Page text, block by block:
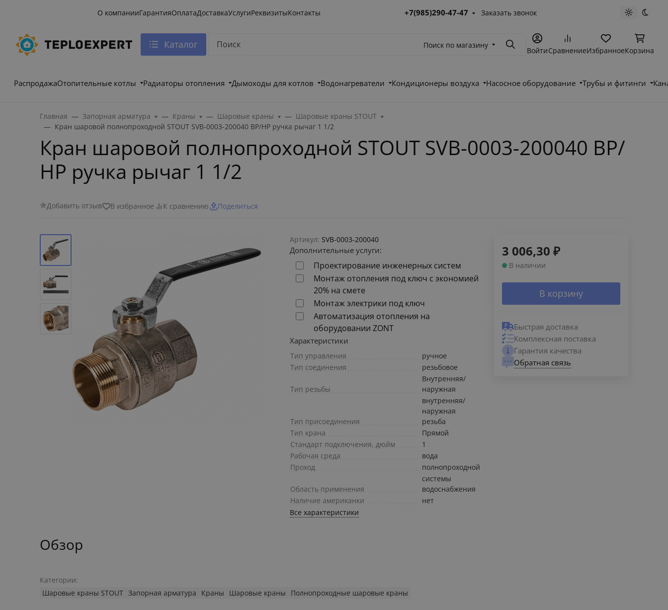
О компанииГарантияОплатаДоставкаУслугиРеквизитыКонтакты +7(985)290-47-47 Заказать звонок Светлая
Каталог Поиск по магазину ПоискВойтиСравнениеИзбранноеКорзина
РаспродажаОтопительные котлы Радиаторы отопления Дымоходы для котлов Водонагреватели Кондиционеры воздуха Насосное оборудование Трубы и фитинги
Главная Запорная арматура Краны Шаровые краны
Шаровые краны STOUT
Кран шаровой полнопроходной STOUT SVB-0003-200040 ВР/НР ручка рычаг 1 1/2
Кран шаровой полнопроходной STOUT SVB-0003-200040 ВР/
НР ручка рычаг 1 1/2
Добавить отзыв В избранное К сравнению Поделиться
Артикул: SVB-0003-200040
Дополнительные услуги:
Проектирование инженерных систем
Монтаж отопления под ключ с экономией
20% на смете
Монтаж электрики под ключ
Автоматизация отопления на
оборудовании ZONT
Характеристики
Тип управления
ручное
Тип соединения
резьбовое
Тип резьбы
Внутренняя/
наружная
Тип присоединения
внутренняя/
наружная
резьба
Тип крана
Прямой
Стандарт подключения, дюйм
1
Рабочая среда
вода
Проход
полнопроходной
Область применения
cистемы
водоснабжения
Наличие американки
нет
Все характеристики
3 006,30 ₽
В наличии
В корзину
Быстрая доставка
Комплексная поставка
Гарантия качества
Обратная связь
Обзор
Категории:
Шаровые краны STOUT Запорная арматура Краны Шаровые краны Полнопроходные шаровые краны